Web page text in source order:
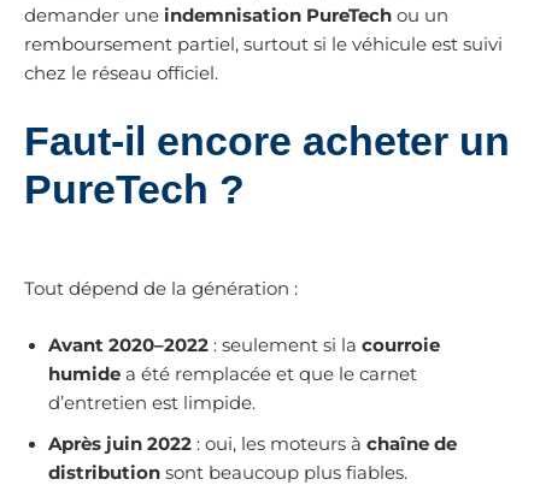
demander une indemnisation PureTech ou un
remboursement partiel, surtout si le véhicule est suivi
chez le réseau officiel.
Faut-il encore acheter un
PureTech ?
Tout dépend de la génération :
Avant 2020–2022 : seulement si la courroie
humide a été remplacée et que le carnet
d’entretien est limpide.
Après juin 2022 : oui, les moteurs à chaîne de
distribution sont beaucoup plus fiables.